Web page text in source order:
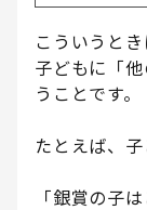
こういうと
子どもに「
うことです。
たとえば、
「銀賞の子